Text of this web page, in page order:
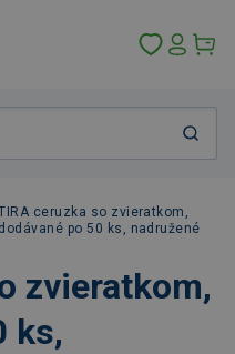
ceruzka so zvieratkom,
dodávané po 50 ks, nadružené
zvieratkom,
ks,